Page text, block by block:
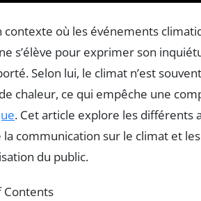
contexte où les événements
s’élève pour exprimer son
Selon lui, le climat n’est
chaleur, ce qui empêche une
. Cet article explore les différents
la communication sur le climat et
du public.
Contents